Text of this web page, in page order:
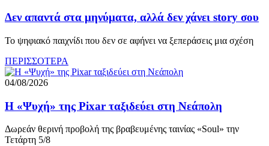
Δεν απαντά στα μηνύματα, αλλά δεν χάνει story σου
Το ψηφιακό παιχνίδι που δεν σε αφήνει να ξεπεράσεις μια σχέση
ΠΕΡΙΣΣΟΤΕΡΑ
04/08/2026
Η «Ψυχή» της Pixar ταξιδεύει στη Νεάπολη
Δωρεάν θερινή προβολή της βραβευμένης ταινίας «Soul» την
Τετάρτη 5/8